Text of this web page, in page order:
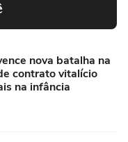
nova batalha na
contrato vitalício
na infância